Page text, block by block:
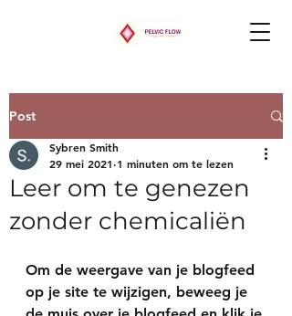
Post
Leer om te genezen
zonder chemicaliën
Sybren Smith
29 mei 2021 1 minuten om te lezen
Om de weergave van je blogfeed
op je site te wijzigen, beweeg je